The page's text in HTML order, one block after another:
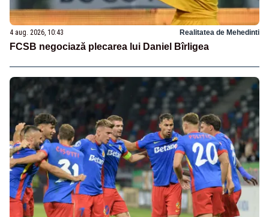
4 aug. 2026, 10:43 Realitatea de Mehedinti
FCSB negociază plecarea lui Daniel Bîrligea